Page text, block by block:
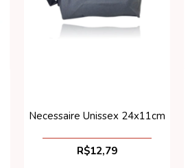
Necessaire Unissex 24x11cm
R$12,79